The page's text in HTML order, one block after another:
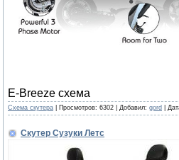
E-Breeze схема
Cхема скутера Просмотров: 6302 Добавил: gord
Скутер Сузуки Летс